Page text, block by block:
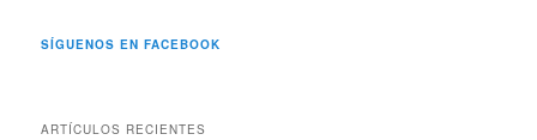
SÍGUENOS EN FACEBOOK
ARTÍCULOS RECIENTES